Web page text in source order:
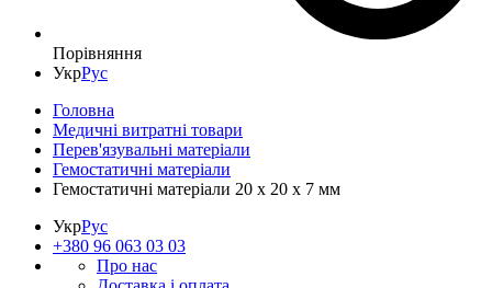
Порівняння
УкрРус
Головна
Медичні витратні товари
Перев'язувальні матеріали
Гемостатичні матеріали
Гемостатичні матеріали 20 x 20 x 7 мм
УкрРус
+380 96 063 03 03
Про нас